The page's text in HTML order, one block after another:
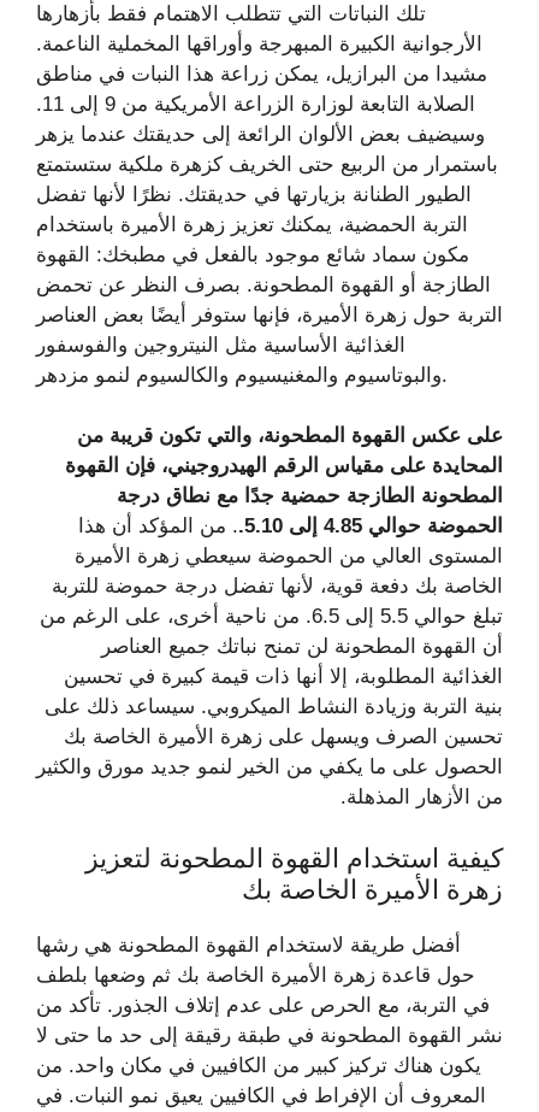
تلك النباتات التي تتطلب الاهتمام فقط بأزهارها
الأرجوانية الكبيرة المبهرجة وأوراقها المخملية الناعمة.
مشيدا من البرازيل، يمكن زراعة هذا النبات في مناطق
الصلابة التابعة لوزارة الزراعة الأمريكية من 9 إلى 11.
وسيضيف بعض الألوان الرائعة إلى حديقتك عندما يزهر
باستمرار من الربيع حتى الخريف كزهرة ملكية ستستمتع
الطيور الطنانة بزيارتها في حديقتك. نظرًا لأنها تفضل
التربة الحمضية، يمكنك تعزيز زهرة الأميرة باستخدام
مكون سماد شائع موجود بالفعل في مطبخك: القهوة
الطازجة أو القهوة المطحونة. بصرف النظر عن تحمض
التربة حول زهرة الأميرة، فإنها ستوفر أيضًا بعض العناصر
الغذائية الأساسية مثل النيتروجين والفوسفور
والبوتاسيوم والمغنيسيوم والكالسيوم لنمو مزدهر.
على عكس القهوة المطحونة، والتي تكون قريبة من
المحايدة على مقياس الرقم الهيدروجيني، فإن القهوة
المطحونة الطازجة حمضية جدًا مع نطاق درجة
الحموضة حوالي 4.85 إلى 5.10.
. من المؤكد أن هذا
المستوى العالي من الحموضة سيعطي زهرة الأميرة
الخاصة بك دفعة قوية، لأنها تفضل درجة حموضة للتربة
تبلغ حوالي 5.5 إلى 6.5. من ناحية أخرى، على الرغم من
أن القهوة المطحونة لن تمنح نباتك جميع العناصر
الغذائية المطلوبة، إلا أنها ذات قيمة كبيرة في تحسين
بنية التربة وزيادة النشاط الميكروبي. سيساعد ذلك على
تحسين الصرف ويسهل على زهرة الأميرة الخاصة بك
الحصول على ما يكفي من الخير لنمو جديد مورق والكثير
من الأزهار المذهلة.
كيفية استخدام القهوة المطحونة لتعزيز
زهرة الأميرة الخاصة بك
أفضل طريقة لاستخدام القهوة المطحونة هي رشها
حول قاعدة زهرة الأميرة الخاصة بك ثم وضعها بلطف
في التربة، مع الحرص على عدم إتلاف الجذور. تأكد من
نشر القهوة المطحونة في طبقة رقيقة إلى حد ما حتى لا
يكون هناك تركيز كبير من الكافيين في مكان واحد. من
المعروف أن الإفراط في الكافيين يعيق نمو النبات. في